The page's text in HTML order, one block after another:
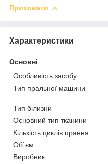
Приховати
Характеристики
Основні
Особливість засобу
Тип пральної машини
Тип білизни
Основний тип тканини
Кількість циклів прання
Об`єм
Виробник